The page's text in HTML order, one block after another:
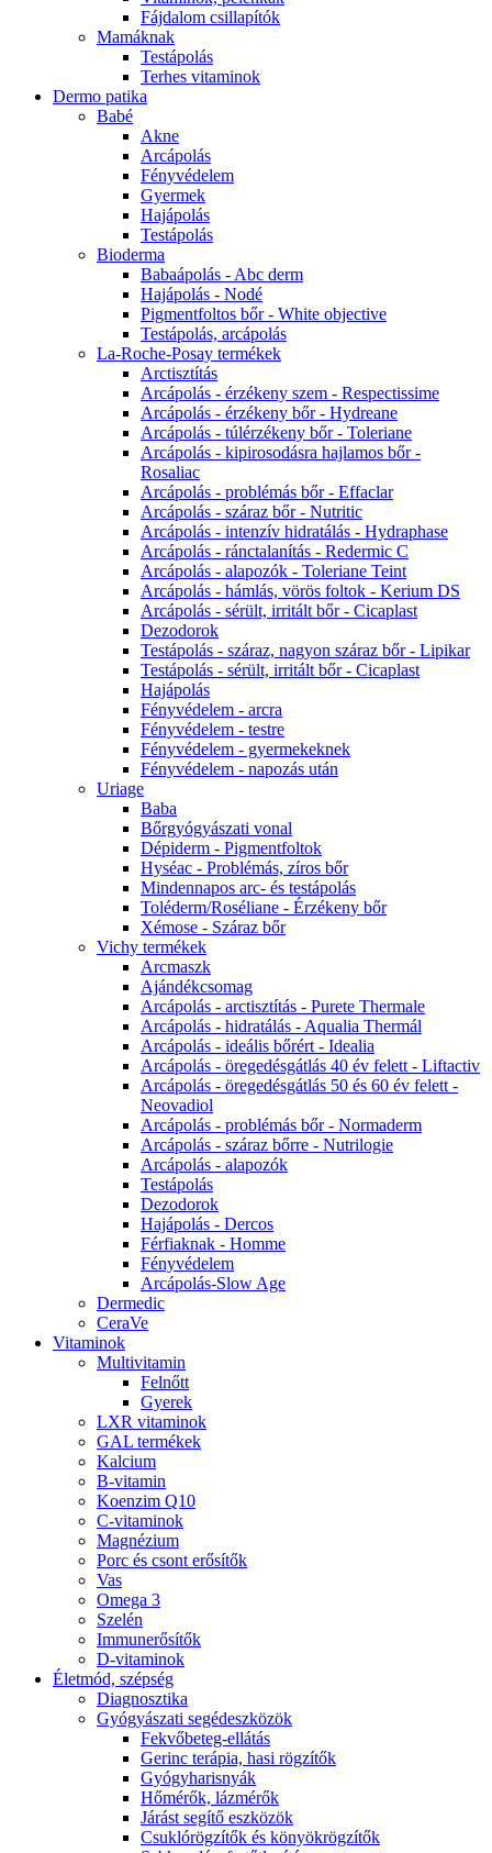
Fájdalom csillapítók
Mamáknak
Testápolás
Terhes vitaminok
Dermo patika
Babé
Akne
Arcápolás
Fényvédelem
Gyermek
Hajápolás
Testápolás
Bioderma
Babaápolás - Abc derm
Hajápolás - Nodé
Pigmentfoltos bőr - White objective
Testápolás, arcápolás
La-Roche-Posay termékek
Arctisztítás
Arcápolás - érzékeny szem - Respectissime
Arcápolás - érzékeny bőr - Hydreane
Arcápolás - túlérzékeny bőr - Toleriane
Arcápolás - kipirosodásra hajlamos bőr -
Rosaliac
Arcápolás - problémás bőr - Effaclar
Arcápolás - száraz bőr - Nutritic
Arcápolás - intenzív hidratálás - Hydraphase
Arcápolás - ránctalanítás - Redermic C
Arcápolás - alapozók - Toleriane Teint
Arcápolás - hámlás, vörös foltok - Kerium DS
Arcápolás - sérült, irritált bőr - Cicaplast
Dezodorok
Testápolás - száraz, nagyon száraz bőr - Lipikar
Testápolás - sérült, irritált bőr - Cicaplast
Hajápolás
Fényvédelem - arcra
Fényvédelem - testre
Fényvédelem - gyermekeknek
Fényvédelem - napozás után
Uriage
Baba
Bőrgyógyászati vonal
Dépiderm - Pigmentfoltok
Hyséac - Problémás, zíros bőr
Mindennapos arc- és testápolás
Toléderm/Roséliane - Érzékeny bőr
Xémose - Száraz bőr
Vichy termékek
Arcmaszk
Ajándékcsomag
Arcápolás - arctisztítás - Purete Thermale
Arcápolás - hidratálás - Aqualia Thermál
Arcápolás - ideális bőrért - Idealia
Arcápolás - öregedésgátlás 40 év felett - Liftactiv
Arcápolás - öregedésgátlás 50 és 60 év felett -
Neovadiol
Arcápolás - problémás bőr - Normaderm
Arcápolás - száraz bőrre - Nutrilogie
Arcápolás - alapozók
Testápolás
Dezodorok
Hajápolás - Dercos
Férfiaknak - Homme
Fényvédelem
Arcápolás-Slow Age
Dermedic
CeraVe
Vitaminok
Multivitamin
Felnőtt
Gyerek
LXR vitaminok
GAL termékek
Kalcium
B-vitamin
Koenzim Q10
C-vitaminok
Magnézium
Porc és csont erősítők
Vas
Omega 3
Szelén
Immunerősítők
D-vitaminok
Életmód, szépség
Diagnosztika
Gyógyászati segédeszközök
Fekvőbeteg-ellátás
Gerinc terápia, hasi rögzítők
Gyógyharisnyák
Hőmérők, lázmérők
Járást segítő eszközök
Csuklórögzítők és könyökrögzítők